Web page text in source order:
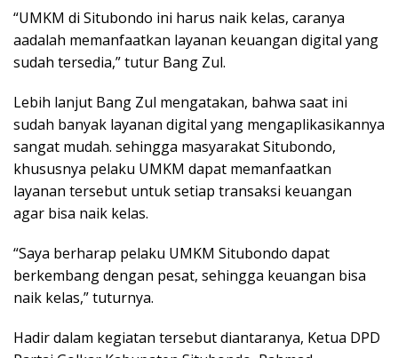
“UMKM di Situbondo ini harus naik kelas, caranya
aadalah memanfaatkan layanan keuangan digital yang
sudah tersedia,” tutur Bang Zul.
Lebih lanjut Bang Zul mengatakan, bahwa saat ini
sudah banyak layanan digital yang mengaplikasikannya
sangat mudah. sehingga masyarakat Situbondo,
khususnya pelaku UMKM dapat memanfaatkan
layanan tersebut untuk setiap transaksi keuangan
agar bisa naik kelas.
“Saya berharap pelaku UMKM Situbondo dapat
berkembang dengan pesat, sehingga keuangan bisa
naik kelas,” tuturnya.
Hadir dalam kegiatan tersebut diantaranya, Ketua DPD